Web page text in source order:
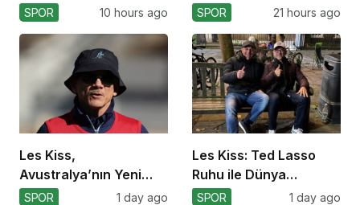
Kapışacak!
SPOR 10 hours ago SPOR 21 hours ago
Les Kiss,
Avustralya’nın Yeni
Koçu Olarak Debüt
SPOR 1 day ago
Les Kiss: Ted Lasso
Ruhu ile Dünya
Kupası’na
SPOR 1 day ago